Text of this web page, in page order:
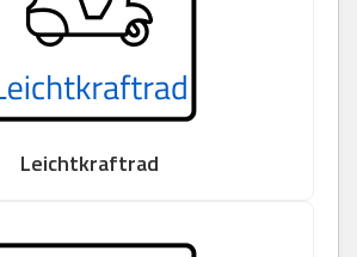
Leichtkraftrad